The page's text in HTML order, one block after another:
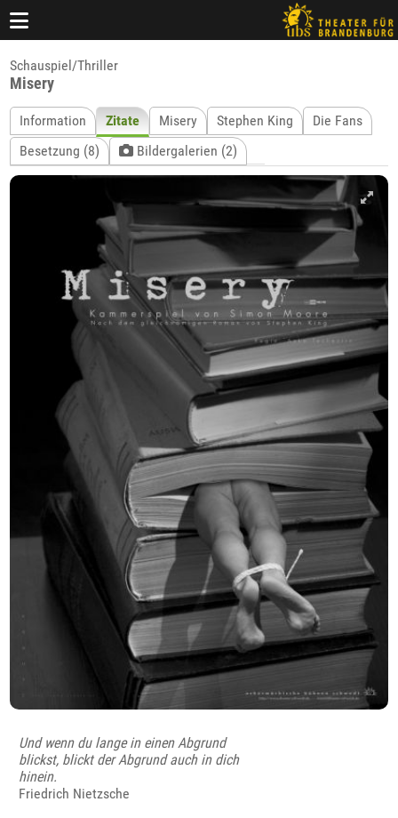
Schauspiel/Thriller
Misery
Information Zitate Misery Stephen King
Die Fans
Besetzung (8)
Bildergalerien (2)
Und wenn du lange in einen Abgrund
blickst, blickt der Abgrund auch in dich
hinein.
Friedrich Nietzsche